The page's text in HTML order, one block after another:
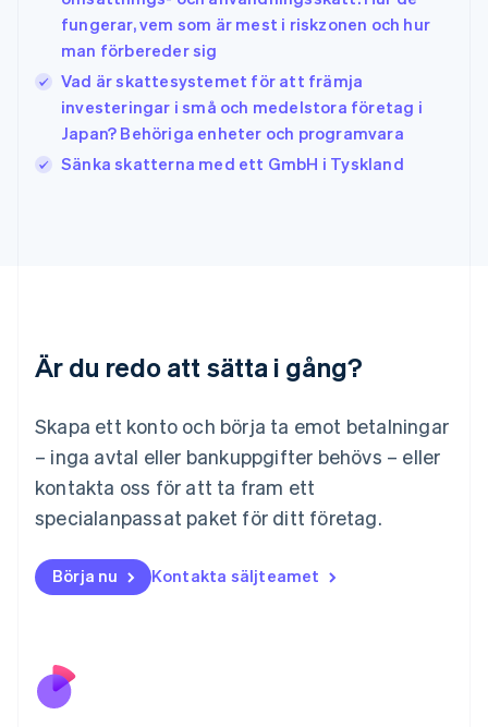
fungerar, vem som är mest i riskzonen och hur
man förbereder sig
Vad är skattesystemet för att främja
investeringar i små och medelstora företag i
Japan? Behöriga enheter och programvara
Sänka skatterna med ett GmbH i Tyskland
Är du redo att sätta i gång?
Skapa ett konto och börja ta emot betalningar
– inga avtal eller bankuppgifter behövs – eller
kontakta oss för att ta fram ett
specialanpassat paket för ditt företag.
Börja nu Kontakta säljteamet
Italien
ItalianoEnglish
Japan
English
English Français
Kroatien
FrançaisDeutschEnglish
Malta
English
Mexiko
Español English
Nederländerna
Norge
English
English
Portugal